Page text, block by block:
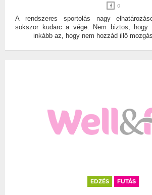
0
A rendszeres sportolás nagy
sokszor kudarc a vége. Nem biztos, hogy
inkább az, hogy nem hozzád illő
EDZÉS FUTÁS